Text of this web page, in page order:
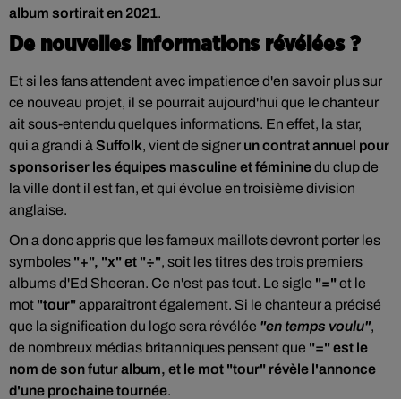
album sortirait en 2021.
De nouvelles informations révélées ?
Et si les fans attendent avec impatience d'en savoir plus sur
ce nouveau projet, il se pourrait aujourd'hui que le chanteur
ait sous-entendu quelques informations. En effet, la star,
qui a grandi à Suffolk, vient de signer un contrat annuel pour
sponsoriser les équipes masculine et fémininedu clup de
la ville dont il est fan, etqui évolue en troisième division
anglaise.
On a donc appris que les fameux maillots devront porter les
symboles "+", "x" et "÷", soit les titres des trois premiers
albums d'Ed Sheeran. Ce n'est pas tout. Le sigle "="et le
mot "tour"apparaîtront également. Si le chanteur a précisé
que la signification du logo sera révélée "en temps voulu",
de nombreux médias britanniques pensent que "=" est le
nom de son futur album, et le mot "tour" révèle l'annonce
d'une prochaine tournée.